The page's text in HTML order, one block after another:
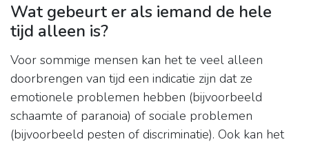
Wat gebeurt er als iemand de hele
tijd alleen is?
Voor sommige mensen kan het te veel alleen
doorbrengen van tijd een indicatie zijn dat ze
emotionele problemen hebben (bijvoorbeeld
schaamte of paranoia) of sociale problemen
(bijvoorbeeld pesten of discriminatie). Ook kan het